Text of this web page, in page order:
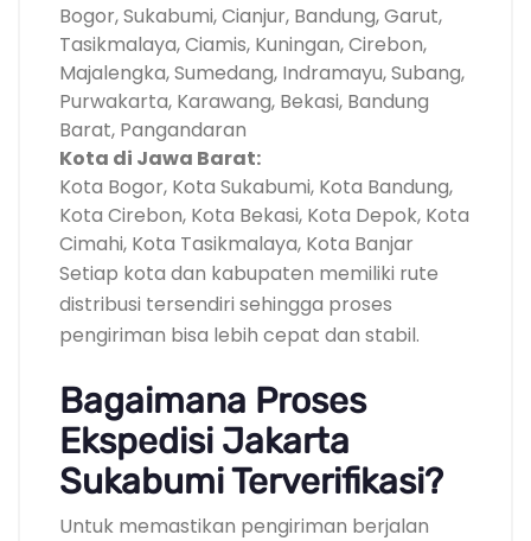
Bogor, Sukabumi, Cianjur, Bandung, Garut,
Tasikmalaya, Ciamis, Kuningan, Cirebon,
Majalengka, Sumedang, Indramayu, Subang,
Purwakarta, Karawang, Bekasi, Bandung
Barat, Pangandaran
Kota di Jawa Barat:
Kota Bogor, Kota Sukabumi, Kota Bandung,
Kota Cirebon, Kota Bekasi, Kota Depok, Kota
Cimahi, Kota Tasikmalaya, Kota Banjar
Setiap kota dan kabupaten memiliki rute
distribusi tersendiri sehingga proses
pengiriman bisa lebih cepat dan stabil.
Bagaimana Proses
Ekspedisi Jakarta
Sukabumi Terverifikasi?
Untuk memastikan pengiriman berjalan